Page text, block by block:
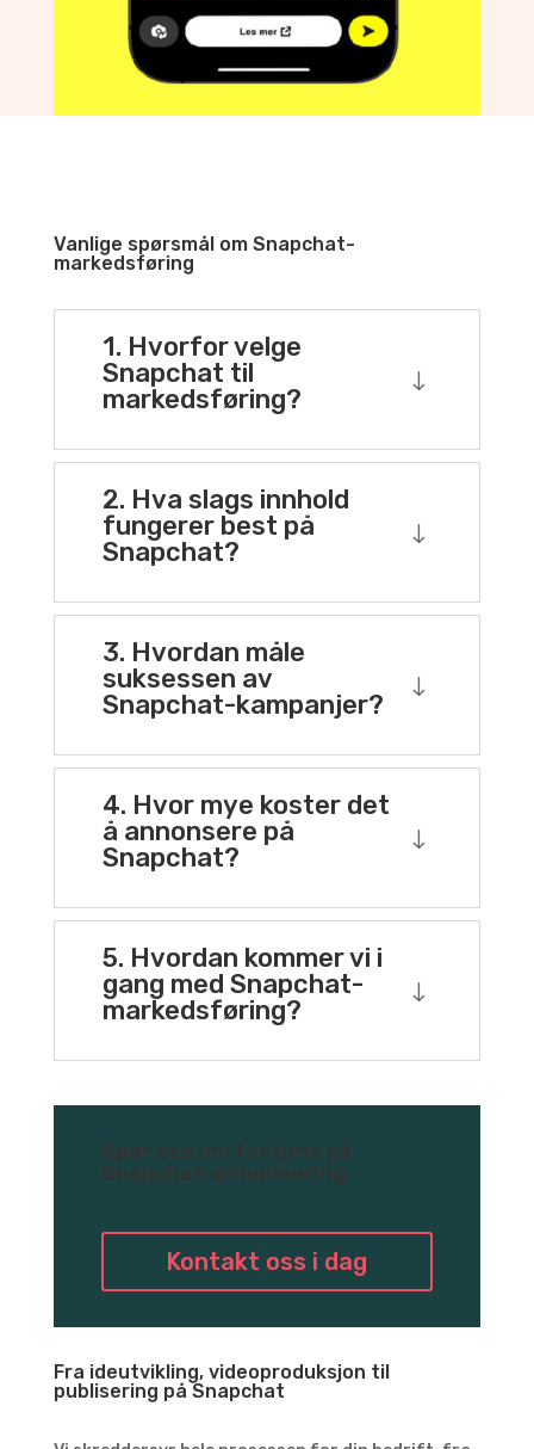
Vanlige spørsmål om Snapchat-
markedsføring
1. Hvorfor velge
Snapchat til
markedsføring?
"
2. Hva slags innhold
fungerer best på
Snapchat?
"
3. Hvordan måle
suksessen av
Snapchat-kampanjer?
"
4. Hvor mye koster det
å annonsere på
Snapchat?
"
5. Hvordan kommer vi i
gang med Snapchat-
markedsføring?
"
Spør oss om fastpris på
Snapchat-annonsering.
Kontakt oss i dag
Fra ideutvikling, videoproduksjon til
publisering på Snapchat